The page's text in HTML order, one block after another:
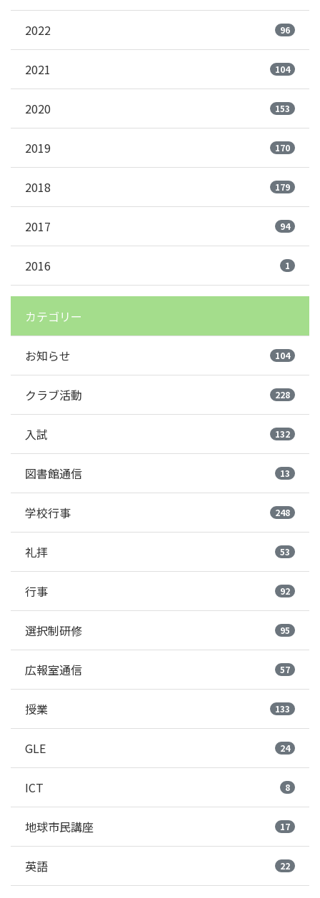
2022 96
2021 104
2020 153
2019 170
2018 179
2017 94
2016 1
カテゴリー
お知らせ 104
クラブ活動 228
入試 132
図書館通信 13
学校行事 248
礼拝 53
行事 92
選択制研修 95
広報室通信 57
授業 133
GLE 24
ICT 8
地球市民講座 17
英語 22